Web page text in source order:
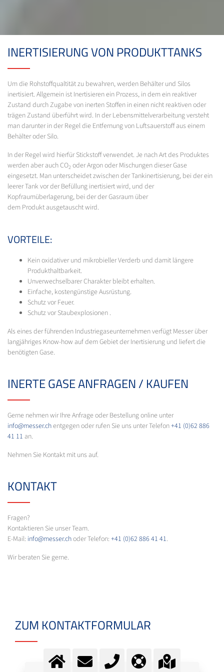
INERTISIERUNG VON PRODUKTTANKS
Um die Rohstoffqualtität zu bewahren, werden Behälter und Silos
inertisiert. Allgemein ist Inertisieren ein Prozess, in dem ein reaktiver
Zustand durch Zugabe von inerten Stoffen in einen nicht reaktiven oder
trägen Zustand überführt wird. In der Lebensmittelverarbeitung versteht
man darunter in der Regel die Entfernung von Luftsauerstoff aus einem
Behälter oder Silo.
In der Regel wird hierfür Stickstoff verwendet. Je nach Art des Produktes
werden aber auch CO2 oder Argon oder Mischungen dieser Gase
eingesetzt. Man unterscheidet zwischen der Tankinertisierung, bei der ein
leerer Tank vor der Befüllung inertisiert wird, und der
Kopfraumüberlagerung, bei der der Gasraum über
dem Produkt ausgetauscht wird.
VORTEILE:
Kein oxidativer und mikrobieller Verderb und damit längere
Produkthaltbarkeit.
Unverwechselbarer Charakter bleibt erhalten.
Einfache, kostengünstige Ausrüstung.
Schutz vor Feuer.
Schutz vor Staubexplosionen .
Als eines der führenden Industriegaseunternehmen verfügt Messer über
langjähriges Know-how auf dem Gebiet der Inertisierung und liefert die
benötigten Gase.
INERTE GASE ANFRAGEN / KAUFEN
Gerne nehmen wir Ihre Anfrage oder Bestellung online unter
info@messer.chentgegen oder rufen Sie uns unter Telefon+41 (0)62 886
41 11 an.
Nehmen Sie Kontakt mit uns auf.
KONTAKT
Fragen?
Kontaktieren Sie unser Team.
E-Mail: info@messer.choder Telefon: +41 (0)62 886 41 41.
Wir beraten Sie gerne.
ZUM KONTAKTFORMULAR